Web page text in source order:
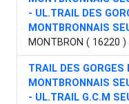
- UL.TRAIL DES
MONTBRONNAIS
MONTBRON ( 16220
TRAIL DES GORGES
MONTBRONNAIS
- UL.TRAIL G.C.M